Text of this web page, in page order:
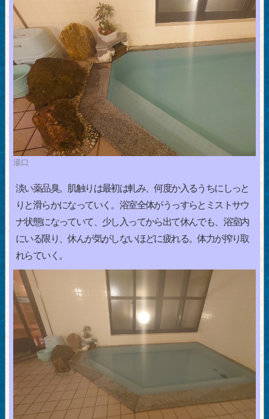
湯口
淡い薬品臭。肌触りは最初は軋み、何度か入るうちにしっと
りと滑らかになっていく。浴室全体がうっすらとミストサウ
ナ状態になっていて、少し入ってから出て休んでも、浴室内
にいる限り、休んが気がしないほどに疲れる。体力が搾り取
れらていく。